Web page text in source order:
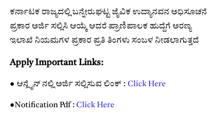
ಕರ್ನಾಟಕ ರಾಜ್ಯದಲ್ಲಿ ಬನ್ನೇರುಘಟ್ಟ ಜೈವಿಕ ಉದ್ಯಾನವನ ಅಧಿಸೂಚನೆ
ಪ್ರಕಾರ ಅರ್ಜಿ ಸಲ್ಲಿಸಿ ಆಯ್ಕೆ ಆದರೆ ಪ್ರಾಣಿಪಾಲಕ ಹುದ್ದೆಗೆ ಅರಣ್ಯ
ಇಲಾಖೆ ನಿಯಮಗಳ ಪ್ರಕಾರ ಪ್ರತಿ ತಿಂಗಳು ಸಂಬಳ ನೀಡಲಾಗುತ್ತದೆ
Apply Important Links:
● ಆನ್ಲೈನ್ ನಲ್ಲಿ ಅರ್ಜಿ ಸಲ್ಲಿಸುವ ಲಿಂಕ್ : Click Here
●Notification Pdf : Click Here